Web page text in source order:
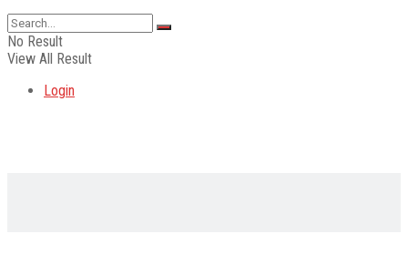
No Result
View All Result
Login